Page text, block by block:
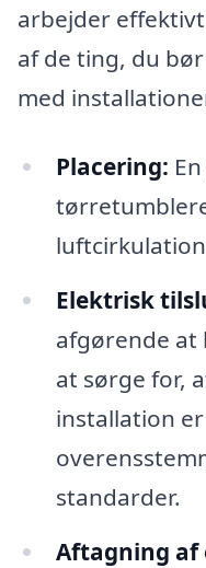
arbejder
af de ting, du
med
Placering:
Elektrisk
afgørende at
at sørge for,
installation
standarder.
Aftagning af